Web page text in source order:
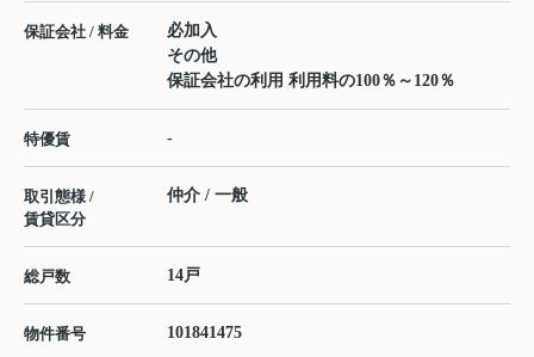
保証会社 / 料金
必加入
その他
保証会社の利用 利用料の100％～120％
特優賃 -
取引態様 /
賃貸区分
仲介 / 一般
総戸数 14戸
物件番号 101841475